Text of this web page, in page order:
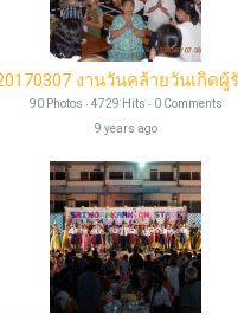
90 Photos ‧ 4729 Hits ‧ 0 Comments
9 years ago